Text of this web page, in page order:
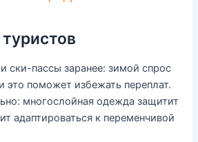
ски-пассы заранее: зимой спрос
это поможет избежать переплат.
многослойная одежда защитит
адаптироваться к переменчивой